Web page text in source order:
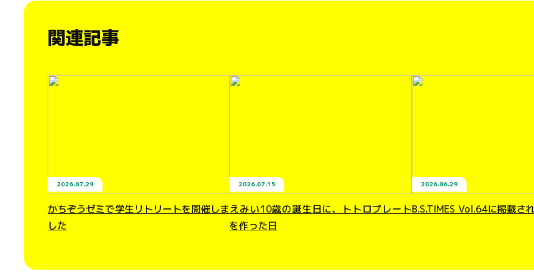
関連記事
2026.07.29
かちぞうゼミで学生リトリートを開催しま
した
2026.07.15
えみい10歳の誕生日に、トトロプレート
を作った日
2026.06.29
B.S.TIMES Vol.64に掲載さ